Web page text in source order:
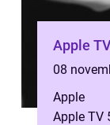
Apple
08
Apple
Apple TV